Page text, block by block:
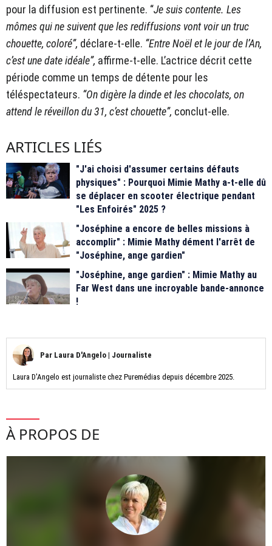
pour la diffusion est pertinente. “Je suis contente. Les
mômes qui ne suivent que les rediffusions vont voir un truc
chouette, coloré”, déclare-t-elle. “Entre Noël et le jour de l’An,
c’est une date idéale”, affirme-t-elle. L’actrice décrit cette
période comme un temps de détente pour les
téléspectateurs. “On digère la dinde et les chocolats, on
attend le réveillon du 31, c’est chouette”, conclut-elle.
ARTICLES LIÉS
"J'ai choisi d'assumer certains défauts
physiques" : Pourquoi Mimie Mathy a-t-elle dû
se déplacer en scooter électrique pendant
"Les Enfoirés" 2025 ?
"Joséphine a encore de belles missions à
accomplir" : Mimie Mathy dément l'arrêt de
"Joséphine, ange gardien"
"Joséphine, ange gardien" : Mimie Mathy au
Far West dans une incroyable bande-annonce
!
Par Laura D'Angelo | Journaliste
Laura D'Angelo est journaliste chez Puremédias depuis décembre 2025.
À PROPOS DE